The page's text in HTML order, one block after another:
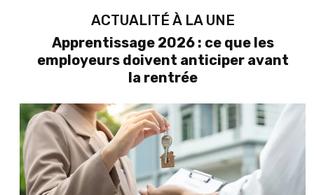
ACTUALITÉ À LA UNE
Apprentissage 2026 : ce que les
employeurs doivent anticiper avant
la rentrée